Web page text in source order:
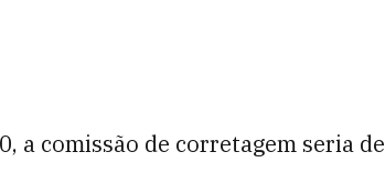
a comissão de corretagem seria de